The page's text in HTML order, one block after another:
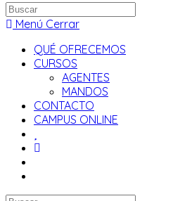
Buscar
en
web
Menú Cerrar
QUÉ OFRECEMOS
CURSOS
AGENTES
MANDOS
CONTACTO
CAMPUS ONLINE